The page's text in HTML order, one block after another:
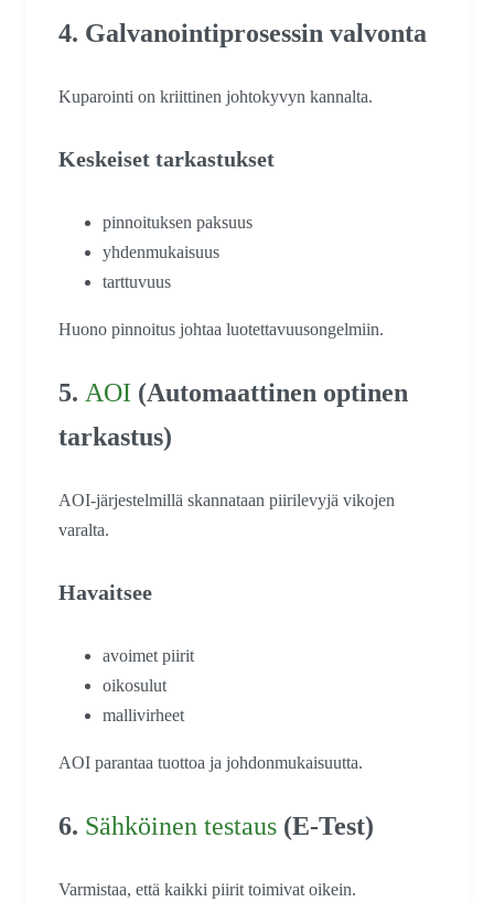
4. Galvanointiprosessin valvonta
Kuparointi on kriittinen johtokyvyn kannalta.
Keskeiset tarkastukset
pinnoituksen paksuus
yhdenmukaisuus
tarttuvuus
Huono pinnoitus johtaa luotettavuusongelmiin.
5. AOI (Automaattinen optinen
tarkastus)
AOI-järjestelmillä skannataan piirilevyjä vikojen
varalta.
Havaitsee
avoimet piirit
oikosulut
mallivirheet
AOI parantaa tuottoa ja johdonmukaisuutta.
6. Sähköinen testaus (E-Test)
Varmistaa, että kaikki piirit toimivat oikein.